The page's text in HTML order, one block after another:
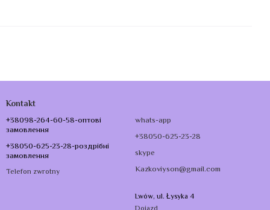
Kontakt
+38098-264-60-58-оптові
замовлення
+38050-625-23-28-роздрібні
замовлення
Telefon zwrotny
whats-app
+38050-625-23-28
skype
Kazkoviyson@gmail.com
Lwów, ul. Łysyka 4